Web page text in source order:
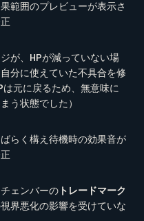
範囲のプレビューが表示さ
が、HPが減っていない場
分に使えていた不具合を修
元に戻るため、無意味に
う状態でした）
らく構え待機時の効果音が
チェンバーの トレードマーク
界悪化の影響を受けていな